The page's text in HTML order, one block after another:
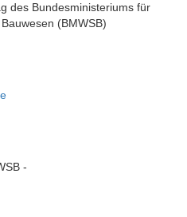
des Bundesministeriums für
(BMWSB)
-